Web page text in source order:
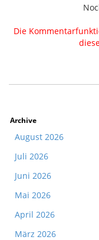
Die
Archive
August 2026
Juli 2026
Juni 2026
Mai 2026
April 2026
März 2026